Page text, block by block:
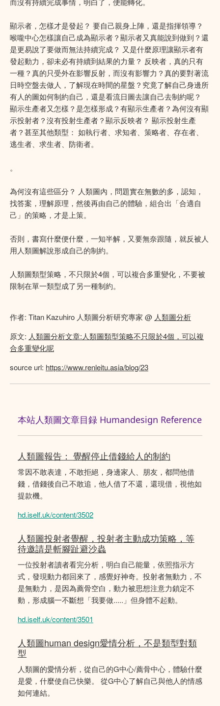
顯示者，怎樣才是發起？ 要自己親身上陣，還是指揮領導？
喉嚨中心怎樣讓自己成為顯示者？顯示者又真能說到做到？還
是更易說了要做而無法持續完成？ 又是什麼原理讓顯示者有
發起動力，卻未必有持續到結果的力量？ 反映者，真的只有
一種？真的只受外在影響反射，而沒有影響力？真的要對著流
日時空盤去做人，了解現在時間的星盤？究竟了解自己身邊所
有人的圖如何制約自己，還是看流日圖去讓自己去制約呢？
顯示生產者又怎樣？是怎樣形成？有顯示生產者？為何沒有顯
示投射者？沒有投射生產者？顯示反映者？ 顯示投射生產
者？甚至其他類型： 如執行者、求知者、策略者、存在者、
逃生者、求生者、防衛者。
。
為何沒有這些區分？ 人類圖內，問題實在無數的多，認知，
找答案，理解原理，然後再由自己的體驗，組合出「合適自
己」的策略，才是上策。
否則，書寫什麼便什麼，一知半解，又要無奈跟隨，就反被人
用人類圖解說形成自己的制約。
人類圖類型策略，不只限於4個，可以複合多重變化，不要被
限制在單一類型成了另一種制約。
作者: Titan Kazuhiro 人類圖分析研究專家 @ 人類圖分析
原文: 人類圖分析文章:人類圖類型策略不只限於4個，可以複
合多重變化呢
source url: https://www.renleitu.asia/blog/23
本站人類圖文章目録 Humandesign Reference
人類圖報告： 覺醒停止借錢給人的制約
常因不敢表達，不敢拒絕，身邊家人、朋友，都問他借
錢，借錢後自己不敢追，他人借了不還，還現借，視他如
提款機。
hd.iself.uk/content/3502
人類圖投射者覺醒，投射者主動成功策略，等
待邀請是斬腳趾避沙蟲
一位投射者讀者看完分析，明白自己能量，依照指示方
式，發現動力都回來了，感覺好神奇。投射者無動力，不
是無動力，是因為薦骨空白，動力被思想注意力鎖定不
動，形成腦一不斷想「我要做.....」但身體不起動。
hd.iself.uk/content/3501
人類圖human design愛情分析，不是類型對類
型
人類圖的愛情分析，從自己的G中心/薦骨中心，體驗什麼
是愛，什麼使自己快樂。 從G中心了解自己與他人的情感
如何連結。